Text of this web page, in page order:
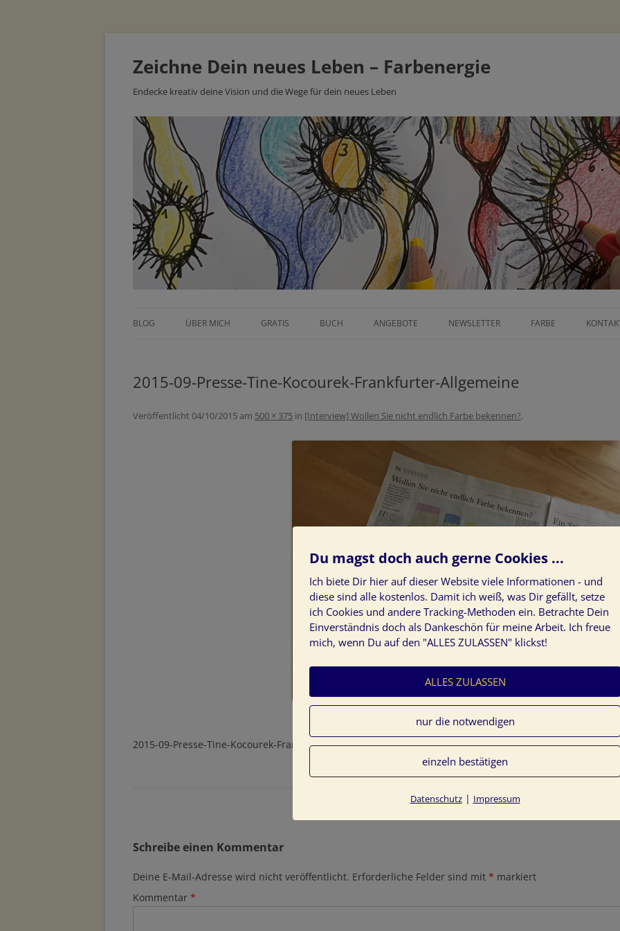
Zeichne Dein neues Leben – Farbenergie
Endecke kreativ deine Vision und die Wege für dein neues Leben
Inhalt
BLOG ÜBER MICH
PRESSE
GRATIS BUCH ANGEBOTE
ZEICHNE DEINEN LEBENSWEG ALS
GLAUBENSSÄTZE ÜBER GELD AUF
NEUROGRAPHIK BASISKURS
DEIN INDIVIDUELLER WEG ZUR
KLARHEIT IM LEBEN
HERZENWÜNSCHEN
WAS KOMMT 25
NEWSLETTER FARBE
2015-09-Presse-Tine-Kocourek-Frankfurter-Allgemeine
Veröffentlicht 04/10/2015am 500 × 375 in [Interview] Wollen Sie nicht endlich Farbe bekennen?.
2015-09-Presse-Tine-Kocourek-Frankfurter-Allgemeine
Schreibe einen Kommentar
Deine E-Mail-Adresse wird nicht veröffentlicht. Erforderliche Felder sind mit * markiert
Kommentar *
Du magst doch auch gerne Cookies ...
Ich biete Dir hier auf dieser Website viele Informationen - und
diese sind alle kostenlos. Damit ich weiß, was Dir gefällt, setze
ich Cookies und andere Tracking-Methoden ein. Betrachte Dein
Einverständnis doch als Dankeschön für meine Arbeit. Ich freue
mich, wenn Du auf den "ALLES ZULASSEN" klickst!
ALLES ZULASSEN
nur die notwendigen
einzeln bestätigen
Datenschutz| Impressum